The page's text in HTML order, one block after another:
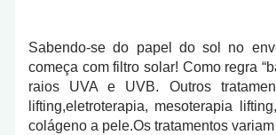
Sabendo-se do papel do sol no
começa com filtro solar! Como regra
raios UVA e UVB. Outros
lifting,eletroterapia, mesoterapia
colágeno a pele.Os tratamentos